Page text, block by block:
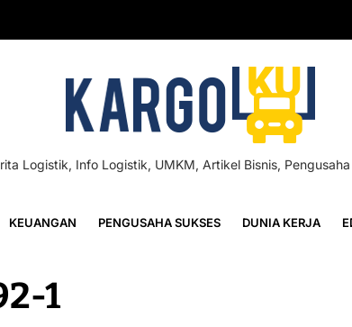
Logistik, Info Logistik, UMKM, Artikel Bisnis,
KEUANGAN PENGUSAHA SUKSES DUNIA KERJA
1